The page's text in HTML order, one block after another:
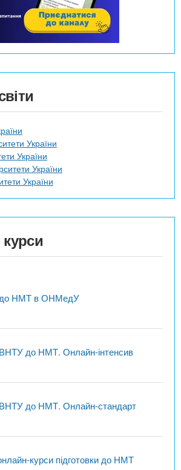
України
України
України
України
курси
до НМТ в ОНМедУ
ВНТУ до НМТ. Онлайн-інтенсив
ВНТУ до НМТ. Онлайн-стандарт
курси підготовки до НМТ